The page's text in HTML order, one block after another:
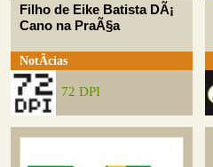
Filho de Eike Batista DÃ¡
Cano na PraÃ§a
NotÃ­cias
72 DPI